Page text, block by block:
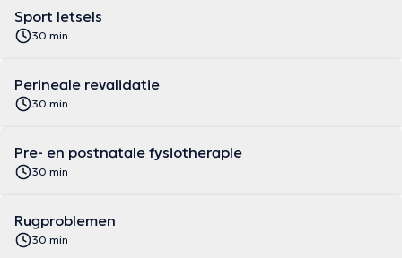
Sport letsels
30 min
Perineale revalidatie
30 min
Pre- en postnatale fysiotherapie
30 min
Rugproblemen
30 min